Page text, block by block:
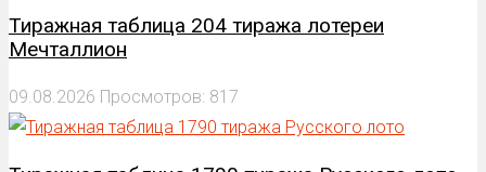
Тиражная таблица 204 тиража лотереи
Мечталлион
09.08.2026 Просмотров: 817